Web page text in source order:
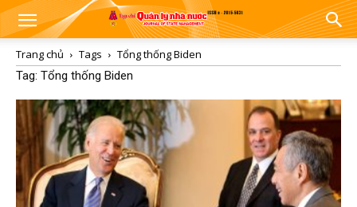
Trang chủ Tags
Tổng thống Biden
Tag: Tổng thống Biden